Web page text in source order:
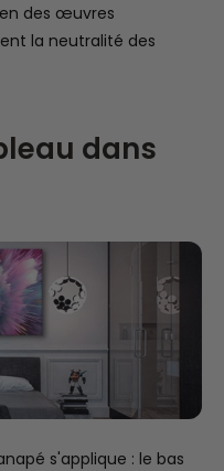
des œuvres
la neutralité des
dans
s'applique : le bas